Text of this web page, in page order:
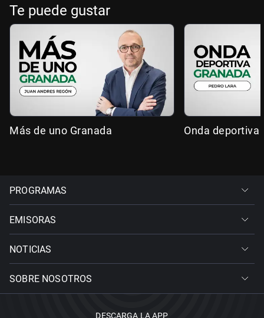
Te puede gustar
Más de uno Granada Onda deportiva
PROGRAMAS
EMISORAS
NOTICIAS
SOBRE NOSOTROS
DESCARGA LA APP